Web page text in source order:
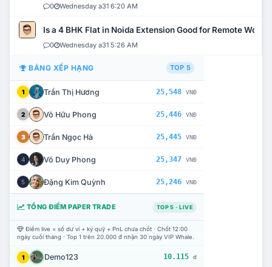
0 Wednesday a31 6:20 AM
Is a 4 BHK Flat in Noida Extension Good for Remote Work?
0 Wednesday a31 5:26 AM
BẢNG XẾP HẠNG TOP 5
1 Trần Thị Hương 25,548 VNĐ
2 Võ Hữu Phong 25,446 VNĐ
3 Trần Ngọc Hà 25,445 VNĐ
4 Võ Duy Phong 25,347 VNĐ
5 Đặng Kim Quỳnh 25,246 VNĐ
TỔNG ĐIỂM PAPER TRADE TOP 5 · LIVE
Điểm live = số dư ví + ký quỹ + PnL chưa chốt · Chốt 12:00
ngày cuối tháng · Top 1 trên 20.000 đ nhận 30 ngày VIP Whale.
1 Demo123 10.115 đ